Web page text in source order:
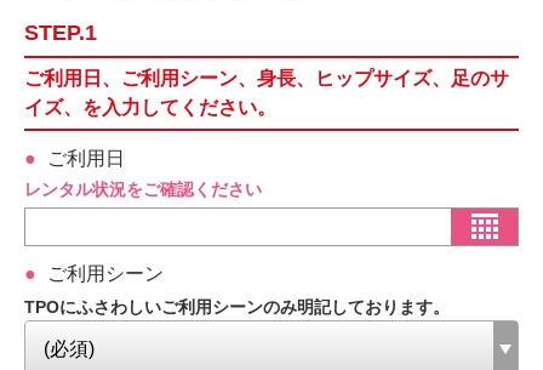
STEP.1
ご利用日、ご利用シーン、身長、ヒップサイズ、足のサ
イズ、を入力してください。
ご利用日
レンタル状況をご確認ください
ご利用シーン
TPOにふさわしいご利用シーンのみ明記しております。